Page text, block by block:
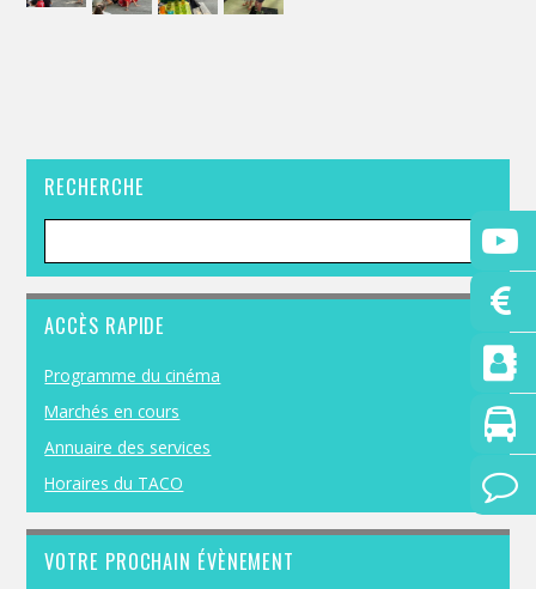
RECHERCHE
ACCÈS RAPIDE
Programme du cinéma
Marchés en cours
Annuaire des services
Horaires du TACO
VOTRE PROCHAIN ÉVÈNEMENT